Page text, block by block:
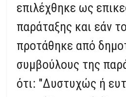
επιλέχθηκε ως
παράταξης και εάν
προτάθηκε από
συμβούλους της
ότι: "Δυστυχώς ή